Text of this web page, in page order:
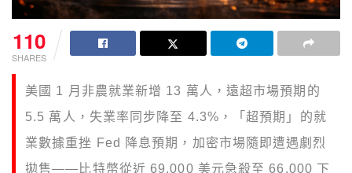
110
SHARES
美國 1 月非農就業新增 13 萬人，遠超市場預期的
5.5 萬人，失業率同步降至 4.3%，「超預期」的就
業數據重挫 Fed 降息預期，加密市場隨即遭遇劇烈
拋售——比特幣從近 69,000 美元急殺至 66,000 下